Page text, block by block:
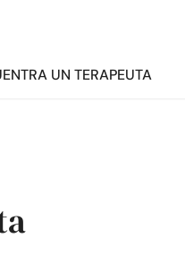
UN TERAPEUTA